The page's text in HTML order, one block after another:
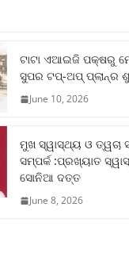
ଟାଟା ଏଆଇଜି ପକ୍ଷରୁ
ସୁପର ଟପ୍‌-ଅପ୍ ପ୍ଲାନ୍‌ର
June 10, 2026
ମୁଖ ସ୍ୱାସ୍ଥ୍ୟ ଓ ତ୍ୱଚା
ସମ୍ପର୍କ :ପ୍ରଖ୍ୟାତ
ସୋନିଆ ଦତ୍ତ
June 8, 2026